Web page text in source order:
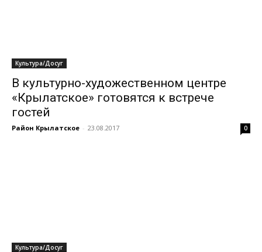
Культура/Досуг
В культурно-художественном центре
«Крылатское» готовятся к встрече
гостей
Район Крылатское - 23.08.2017 0
Культура/Досуг